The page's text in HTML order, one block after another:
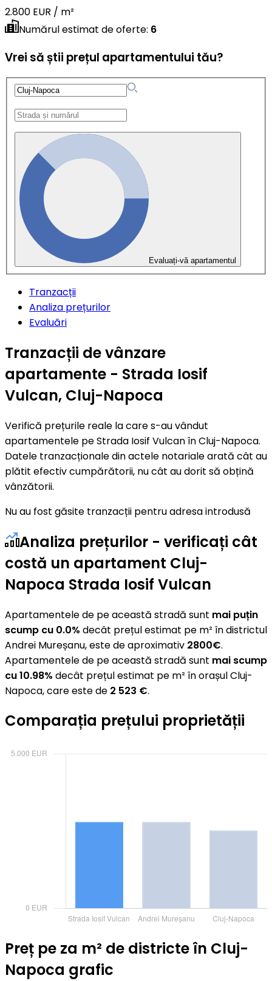
2.800 EUR / m²
Numărul estimat de oferte: 6
Vrei să știi prețul apartamentului tău?
Evaluați-vă apartamentul
Tranzacții
Analiza prețurilor
Evaluări
Tranzacții de vânzare
apartamente - Strada Iosif
Vulcan, Cluj-Napoca
Verifică prețurile reale la care s-au vândut
apartamentele pe Strada Iosif Vulcan în Cluj-Napoca.
Datele tranzacționale din actele notariale arată cât au
plătit efectiv cumpărătorii, nu cât au dorit să obțină
vânzătorii.
Nu au fost găsite tranzacții pentru adresa introdusă
Analiza prețurilor - verificați cât
costă un apartament Cluj-
Napoca Strada Iosif Vulcan
Apartamentele de pe această stradă sunt mai puțin
scump cu 0.0% decât prețul estimat pe m² în districtul
Andrei Mureșanu, este de aproximativ 2800€.
Apartamentele de pe această stradă sunt mai scump
cu 10.98% decât prețul estimat pe m² în orașul Cluj-
Napoca, care este de 2 523 €.
Comparația prețului proprietății
Preț pe za m² de districte în Cluj-
Napoca grafic